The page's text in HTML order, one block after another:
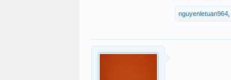
nguyenletuan964